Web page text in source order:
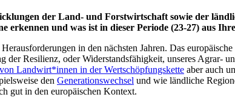
der Land- und Forstwirtschaft sowie der
erkennen und was ist in dieser Periode (23-27) aus
in den nächsten Jahren. Das
der Resilienz, oder Widerstandsfähigkeit, unseres
Landwirt*innen in der Wertschöpfungskette aber auch
den Generationswechsel und wie ländliche
gut in den europäischen Kontext.